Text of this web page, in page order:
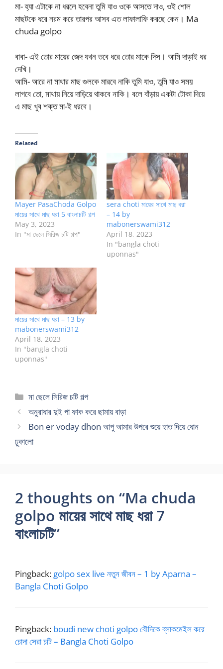
মা- হ্যা এটাকে না ধরলে হবেনা তুমি যাও ওকে আসতে দাও, ওই শোল
মাছটকে ধরে নরম করে তারপর আসব এত লাফালাফি করছে কেন। Ma
chuda golpo
বাবা- এই তোর মায়ের জেদ যখন তবে ধরে তোর মাকে দিস। আমি দাড়াই ধর
দেখি।
আমি- আরে না মাথার মাছ গুলকে মারবে নাকি তুমি যাও, তুমি যাও সময়
লাগবে তো, মাথায় নিয়ে দাড়িয়ে থাকবে নাকি। বলে বাঁড়ায় একটা টোকা দিয়ে
এ মাছ খুব শক্ত মা-ই ধরবে।
Related
Mayer PasaChoda Golpo
মায়ের সাথে মাছ ধরা 5 বাংলাচটি গল্প
May 3, 2023
In "মা ছেলে সিরিজ চটি গল্প"
sera choti মায়ের সাথে মাছ ধরা
– 14 by
mabonerswami312
April 18, 2023
In "bangla choti
uponnas"
মায়ের সাথে মাছ ধরা – 13 by
mabonerswami312
April 18, 2023
In "bangla choti
uponnas"
Categories
মা ছেলে সিরিজ চটি গল্প
অনুরাধার দুই পা ফাক করে ছামায় বাড়া
Bon er voday dhon আপু আমার উপরে শুয়ে হাত দিয়ে ধোন
ঢুকালো
2 thoughts on “Ma chuda
golpo মায়ের সাথে মাছ ধরা 7
বাংলাচটি”
Pingback: golpo sex live নতুন জীবন – 1 by Aparna –
Bangla Choti Golpo
Pingback: boudi new choti golpo বৌদিকে ব্লাকমেইল করে
চোদা সেরা চটি – Bangla Choti Golpo